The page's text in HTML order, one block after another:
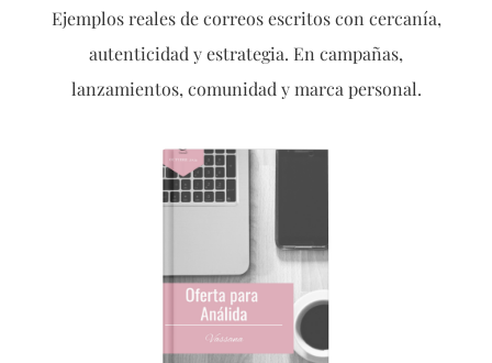
Ejemplos reales de correos escritos con cercanía,
autenticidad y estrategia. En campañas,
lanzamientos, comunidad y marca personal.